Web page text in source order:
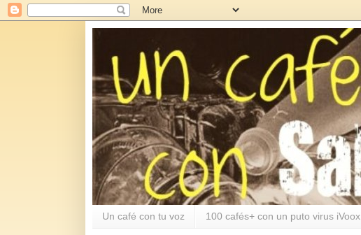
Un café con tu voz 100 cafés+ con un puto virus iVoox